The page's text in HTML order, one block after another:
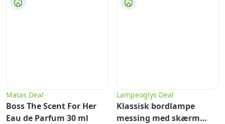
Matas Deal
Boss The Scent For Her
Eau de Parfum 30 ml
Lampeoglys Deal
Klassisk bordlampe
messing med skærm